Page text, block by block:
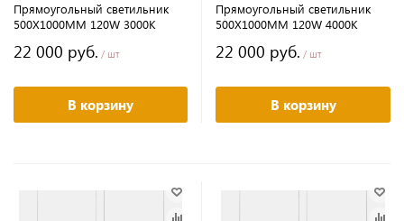
Прямоугольный светильник
500Х1000MM 120W 3000K
22 000 руб. / шт
В корзину
Прямоугольный светильник
500Х1000MM 120W 4000K
22 000 руб. / шт
В корзину